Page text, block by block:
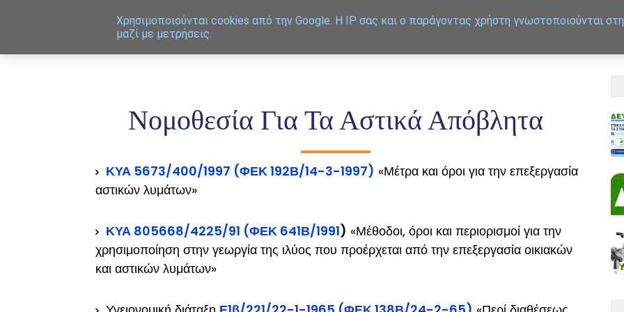
APXIKH ΕΞΥΠΗΡΕΤΗΣΗ
Νομοθεσία Για Τα Αστικά Απόβλητα
ΚΥΑ 5673/400/1997 (ΦΕΚ 192Β/14-3-1997) «Μέτρα και όροι για την επεξεργασία
αστικών λυμάτων»
ΚΥΑ 805668/4225/91 (ΦΕΚ 641Β/1991) «Μέθοδοι, όροι και περιορισμοί για την
χρησιμοποίηση στην γεωργία της ιλύος που προέρχεται από την επεξεργασία οικιακών
και αστικών λυμάτων»
Χρησιμοποιoύνται cookies από την Google. Η IP σας και ο παράγοντας χρήστη γνωστοποιούνται
μαζί με μετρήσεις.